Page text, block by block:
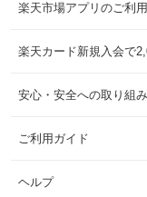
楽天市場アプリのご利
楽天カード新規入会で
安心・安全への取り組み
ご利用ガイド
ヘルプ